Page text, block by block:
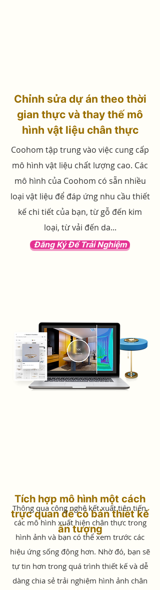
Chỉnh sửa dự án theo thời
gian thực và thay thế mô
hình vật liệu chân thực
Coohom tập trung vào việc cung cấp
mô hình vật liệu chất lượng cao. Các
mô hình của Coohom có sẵn nhiều
loại vật liệu để đáp ứng nhu cầu thiết
kế chi tiết của bạn, từ gỗ đến kim
loại, từ vải đến da...
Đăng Ký Để Trải Nghiệm
Tích hợp mô hình một cách
trực quan để có bản thiết kế
ấn tượng
Thông qua công nghệ kết xuất tiên tiến,
các mô hình xuất hiện chân thực trong
hình ảnh và bạn có thể xem trước các
hiệu ứng sống động hơn. Nhờ đó, bạn sẽ
tự tin hơn trong quá trình thiết kế và dễ
dàng chia sẻ trải nghiệm hình ảnh chân